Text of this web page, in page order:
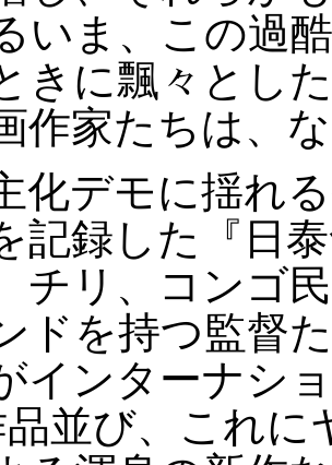
いま、この過
きに飄々とし
作家たちは、
化デモに揺れ
記録した『日
チリ、コンゴ
ドを持つ監督
インターナシ
品並び、これ